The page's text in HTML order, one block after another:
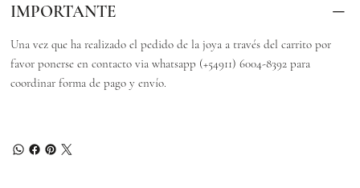
IMPORTANTE
Una vez que ha realizado el pedido de la joya a través del carrito por
favor ponerse en contacto via whatsapp (+54911) 6004-8392 para
coordinar forma de pago y envío.